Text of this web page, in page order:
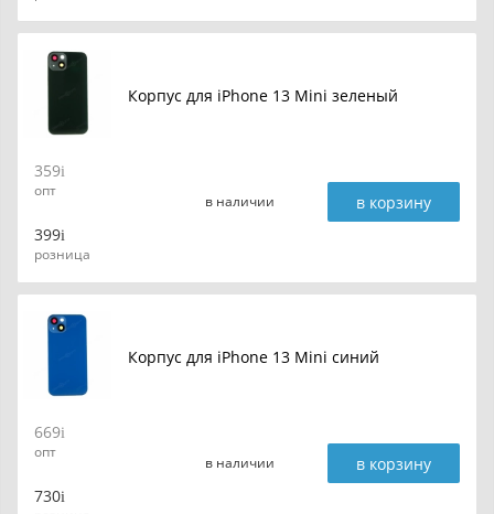
Корпус для iPhone 13 Mini зеленый
359
опт
399
розница
в наличии в корзину
Корпус для iPhone 13 Mini синий
669
опт
730
в наличии в корзину